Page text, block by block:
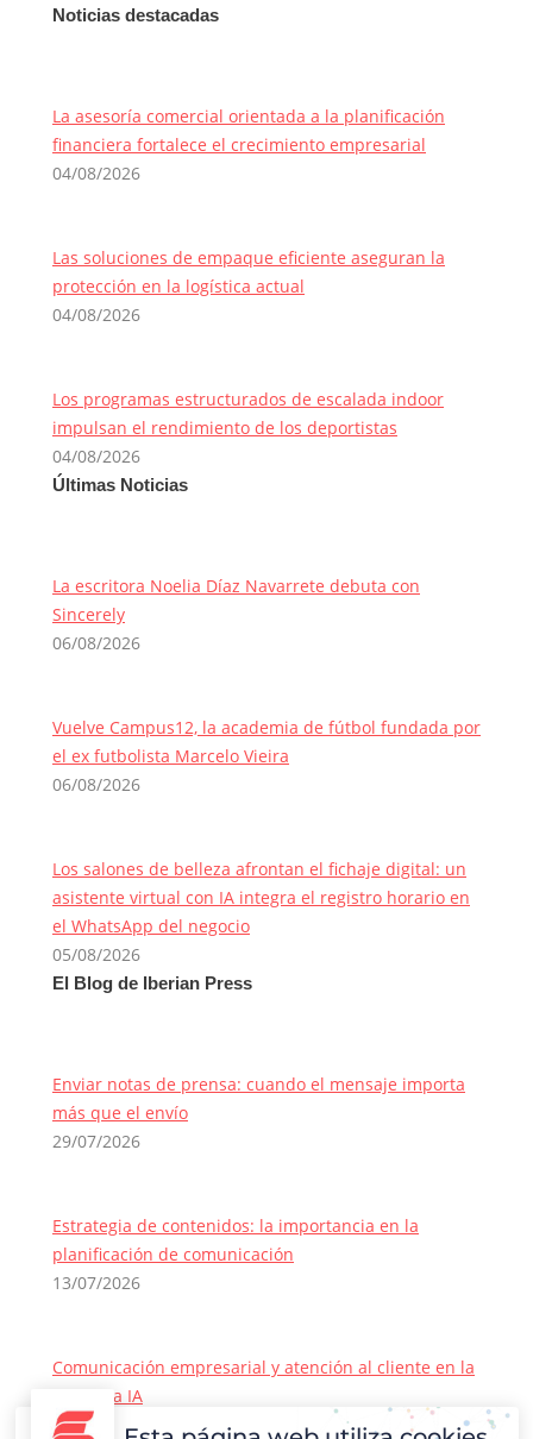
Noticias destacadas
La asesoría comercial orientada a la planificación
financiera fortalece el crecimiento empresarial
04/08/2026
Las soluciones de empaque eficiente aseguran la
protección en la logística actual
04/08/2026
Los programas estructurados de escalada indoor
impulsan el rendimiento de los deportistas
04/08/2026
Últimas Noticias
La escritora Noelia Díaz Navarrete debuta con
Sincerely
06/08/2026
Vuelve Campus12, la academia de fútbol fundada por
el ex futbolista Marcelo Vieira
06/08/2026
Los salones de belleza afrontan el fichaje digital: un
asistente virtual con IA integra el registro horario en
el WhatsApp del negocio
05/08/2026
El Blog de Iberian Press
Enviar notas de prensa: cuando el mensaje importa
más que el envío
29/07/2026
Estrategia de contenidos: la importancia en la
planificación de comunicación
13/07/2026
Comunicación empresarial y atención al cliente en la
era de la IA
22/06/2026